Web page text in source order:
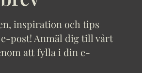
inspiration och tips
post! Anmäl dig till vårt
att fylla i din e-